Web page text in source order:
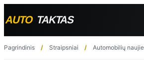
Pagrindinis Straipsniai Automobilių